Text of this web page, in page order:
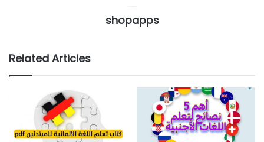
shopapps
Related Articles